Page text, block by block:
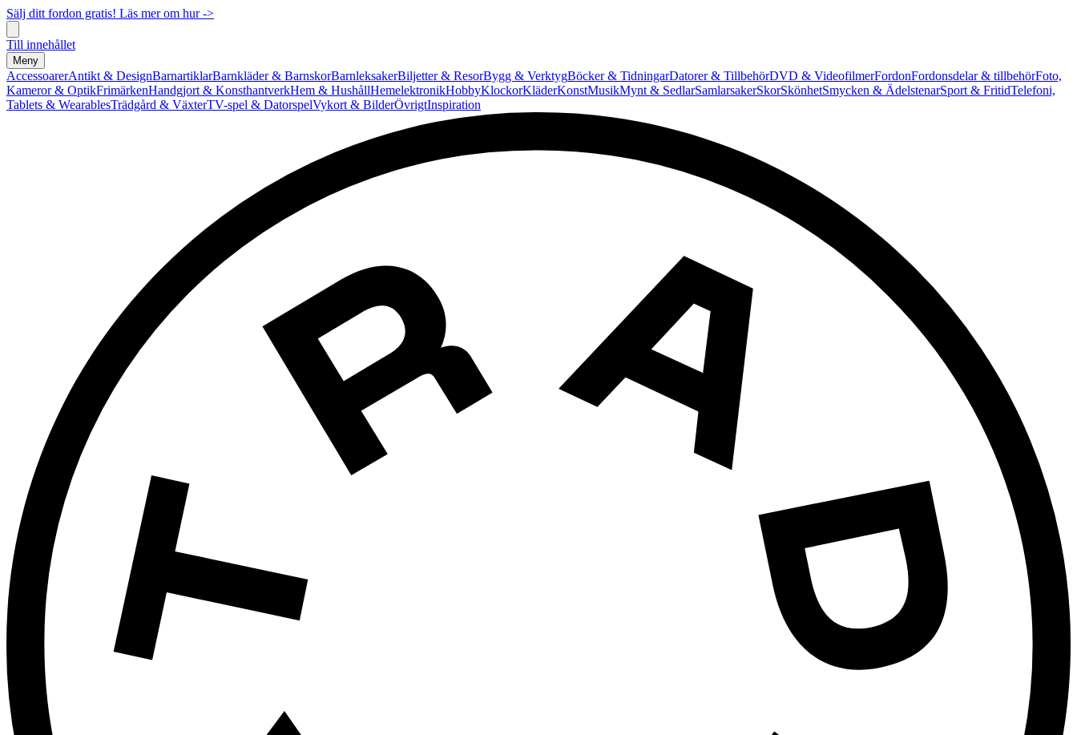
Sälj ditt fordon gratis! Läs mer om hur ->
Till innehållet
Meny
AccessoarerAntikt & DesignBarnartiklarBarnkläder & BarnskorBarnleksakerBiljetter & ResorBygg & VerktygBöcker & TidningarDatorer & TillbehörDVD & VideofilmerFordonFordonsdelar & tillbehörFoto,
Kameror & OptikFrimärkenHandgjort & KonsthantverkHem & HushållHemelektronikHobbyKlockorKläderKonstMusikMynt & SedlarSamlarsakerSkorSkönhetSmycken & ÄdelstenarSport & FritidTelefoni,
Tablets & WearablesTrädgård & VäxterTV-spel & DatorspelVykort & BilderÖvrigtInspiration